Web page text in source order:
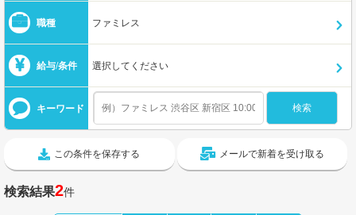
職種 ファミレス
給与/条件 選択してください
キーワード
この条件を保存する メールで新着を受け取る
検索結果2件